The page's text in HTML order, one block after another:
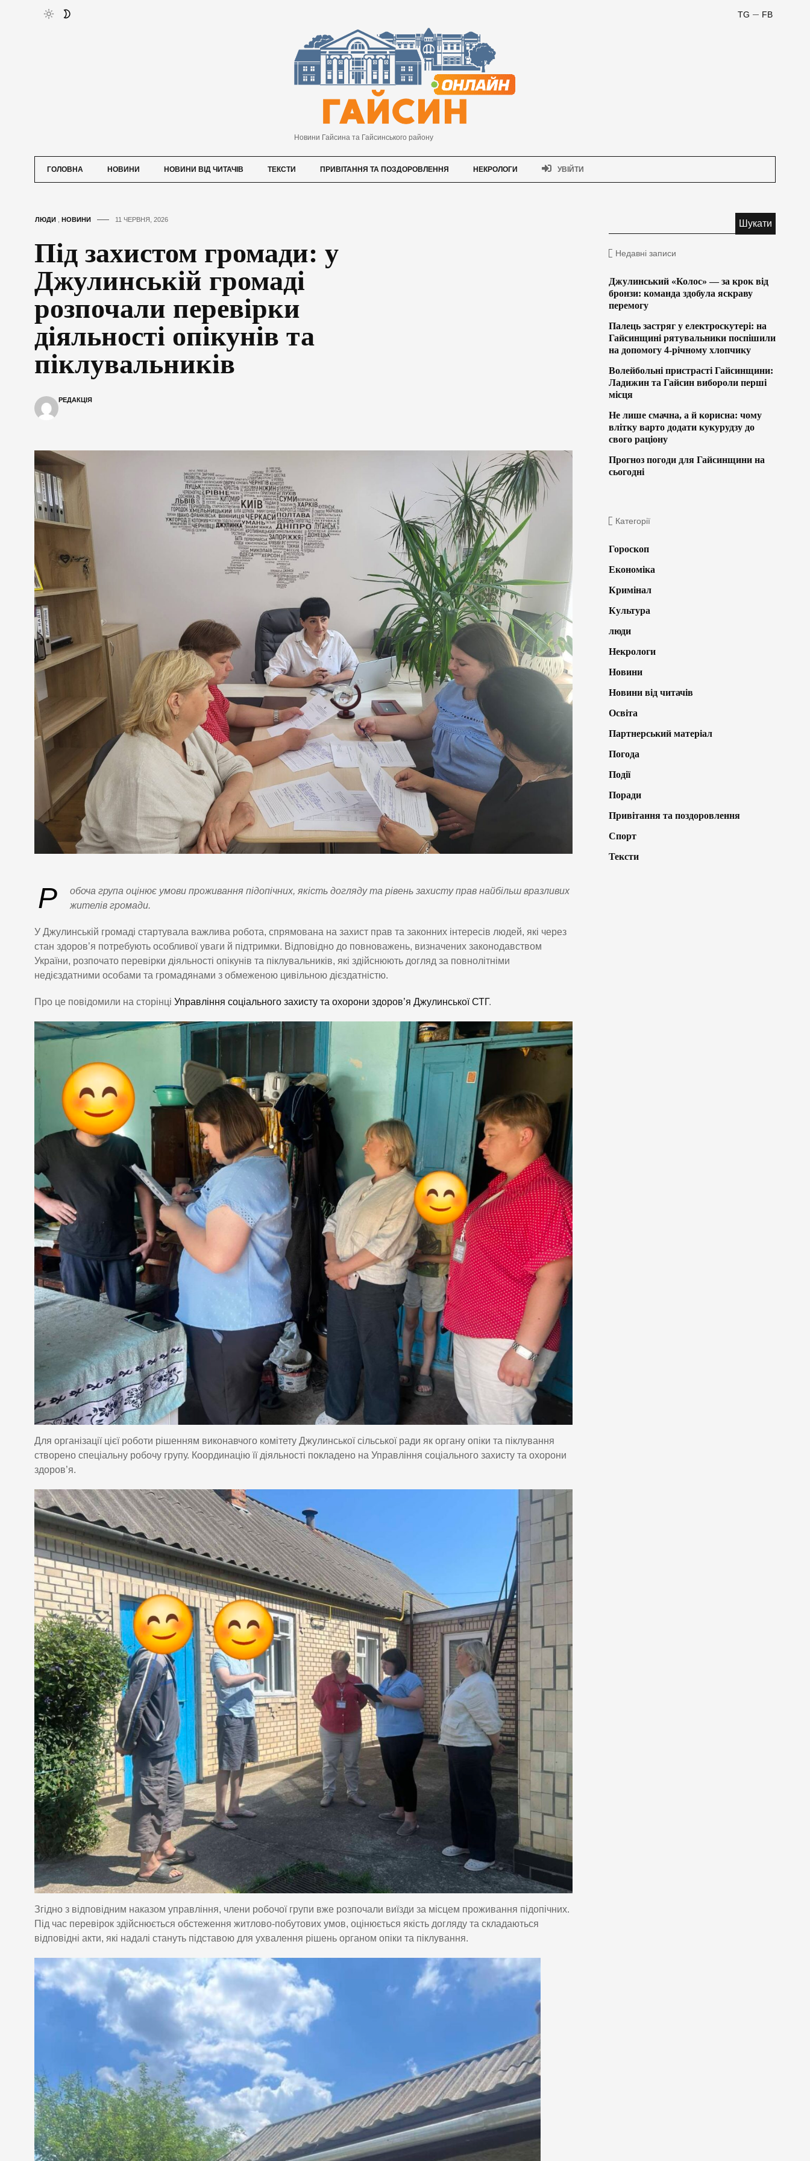
FB
TG
Новини Гайсина та Гайсинського району
ГОЛОВНА НОВИНИ НОВИНИ ВІД ЧИТАЧІВ ТЕКСТИ ПРИВІТАННЯ ТА ПОЗДОРОВЛЕННЯ НЕКРОЛОГИ УВІЙТИ
ЛЮДИ НОВИНИ 11 ЧЕРВНЯ, 2026
Під захистом громади: у
Джулинській громаді
розпочали перевірки
діяльності опікунів та
піклувальників
РЕДАКЦІЯ
Р
обоча група оцінює умови проживання підопічних, якість догляду та рівень захисту прав найбільш вразливих
жителів громади.
У Джулинській громаді стартувала важлива робота, спрямована на захист прав та законних інтересів людей, які через
стан здоров’я потребують особливої уваги й підтримки. Відповідно до повноважень, визначених законодавством
України, розпочато перевірки діяльності опікунів та піклувальників, які здійснюють догляд за повнолітніми
недієздатними особами та громадянами з обмеженою цивільною дієздатністю.
Про це повідомили на сторінці Управління соціального захисту та охорони здоров’я Джулинської СТГ.
Для організації цієї роботи рішенням виконавчого комітету Джулинської сільської ради як органу опіки та піклування
створено спеціальну робочу групу. Координацію її діяльності покладено на Управління соціального захисту та охорони
здоров’я.
Згідно з відповідним наказом управління, члени робочої групи вже розпочали виїзди за місцем проживання підопічних.
Під час перевірок здійснюється обстеження житлово-побутових умов, оцінюється якість догляду та складаються
відповідні акти, які надалі стануть підставою для ухвалення рішень органом опіки та піклування.
Недавні записи
Джулинський «Колос» — за крок від
бронзи: команда здобула яскраву
перемогу
Палець застряг у електроскутері: на
Гайсинщині рятувальники поспішили
на допомогу 4-річному хлопчику
Волейбольні пристрасті Гайсинщини:
Ладижин та Гайсин вибороли перші
місця
Не лише смачна, а й корисна: чому
влітку варто додати кукурудзу до
свого раціону
Прогноз погоди для Гайсинщини на
сьогодні
Категорії
Гороскоп
Економіка
Кримінал
Культура
люди
Некрологи
Новини
Новини від читачів
Освіта
Партнерський матеріал
Погода
Події
Поради
Привітання та поздоровлення
Спорт
Тексти